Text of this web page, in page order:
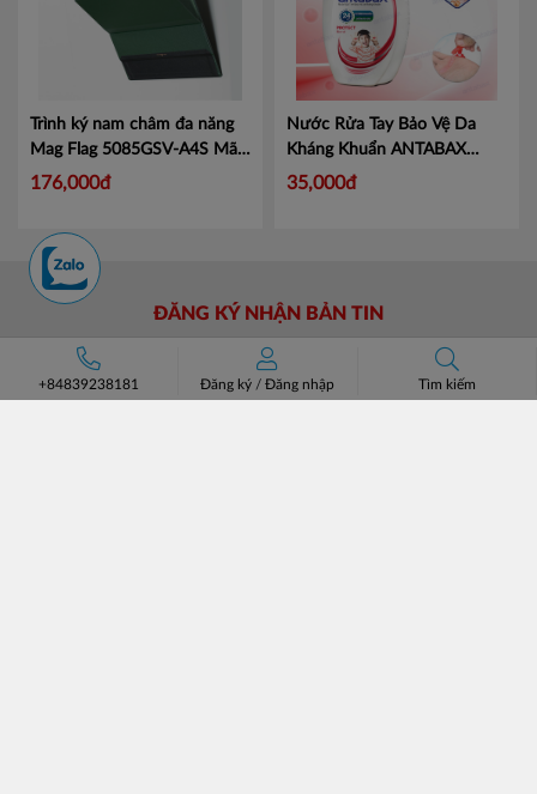
Trình ký nam châm đa năng
Mag Flag 5085GSV-A4S Mã
KJ5085
176,000đ
Nước Rửa Tay Bảo Vệ Da
Kháng Khuẩn ANTABAX
PROTECT - Bảo Vệ
35,000đ
ĐĂNG KÝ NHẬN BẢN TIN
ĐĂNG KÝ
+84839238181 Đăng ký /Đăng nhập Tìm kiếm